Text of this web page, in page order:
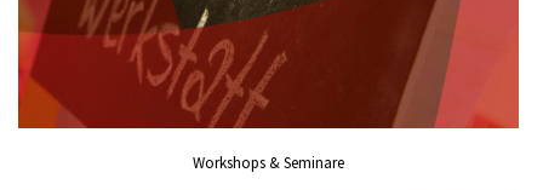
Workshops & Seminare